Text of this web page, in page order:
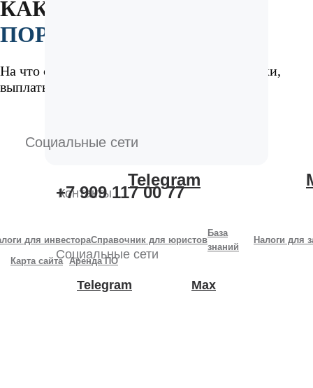
КАК СФОРМИРОВАТЬ
ПОРТФЕЛЬ
На что смотреть: диверсификация, LTV, сроки,
выплаты, распределение капитала
Контакты
+7 909 117 00 77
Социальные сети
Telegram Max
для инвестораСправочник для юристов
База
знаний
Налоги для
Карта сайта Аренда ПО
Социальные сети
Telegram